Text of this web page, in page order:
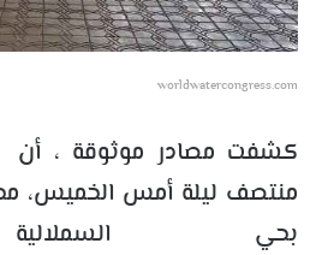
worldwatercongress.com
كشفت مصادر موثوقة ، أن
منتصف ليلة أمس الخميس،
بحي